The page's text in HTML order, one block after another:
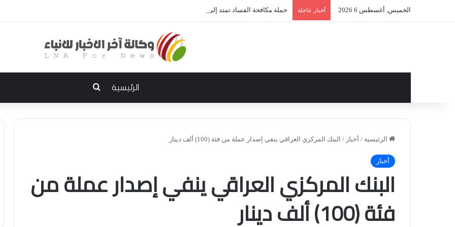
الخميس, أغسطس 6 2026 أخبار عاجلة حملة مكافحة الفساد تمتد إلى الديوانية.. النزاهة تعتقل مدير توزيع كهرباء الديوانية السابق ومعاونه
الرئيسية بحث عن
الرئيسية / أخبار / البنك المركزي العراقي ينفي إصدار عملة من فئة (100) ألف دينار
أخبار
البنك المركزي العراقي ينفي إصدار عملة من
فئة (100) ألف دينار